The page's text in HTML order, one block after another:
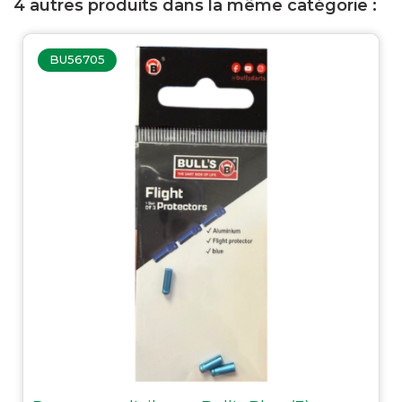
4 autres produits dans la même catégorie :
BU56705